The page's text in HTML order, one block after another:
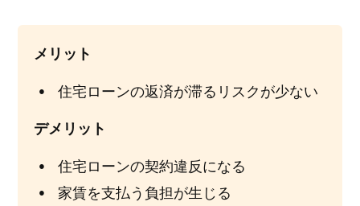
メリット
住宅ローンの返済が滞るリスクが少ない
デメリット
住宅ローンの契約違反になる
家賃を支払う負担が生じる